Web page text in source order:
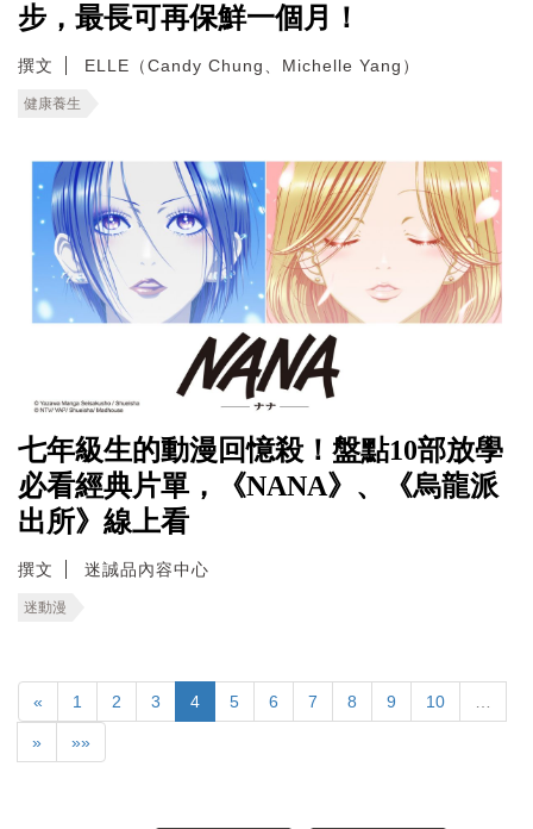
步，最長可再保鮮一個月！
撰文 ELLE（Candy Chung、Michelle Yang）
健康養生
七年級生的動漫回憶殺！盤點10部放學
必看經典片單，《NANA》、《烏龍派
出所》線上看
撰文 迷誠品內容中心
迷動漫
« 1 2 3 4 5 6 7 8 9 10
» »»